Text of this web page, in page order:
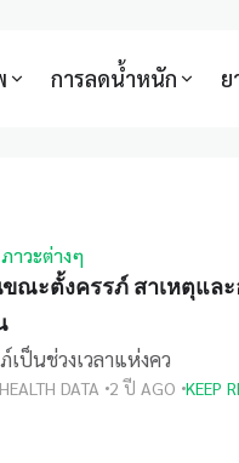
การลดน้ำหนัก ย
าวะต่างๆ
ณะตั้งครรภ์ สาเหตุแล
เป็นช่วงเวลาแห่งคว
DATA 2 ปี AGO KEEP